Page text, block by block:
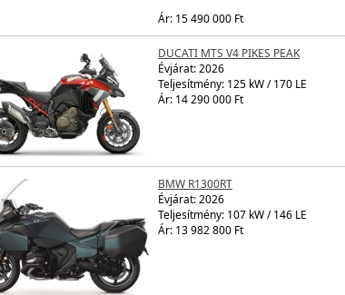
Ár: 15 490 000 Ft
DUCATI MTS V4 PIKES PEAK
Évjárat:2026
Teljesítmény: 125 kW / 170 LE
Ár: 14 290 000 Ft
BMW R1300RT
Évjárat:2026
Teljesítmény: 107 kW / 146 LE
Ár: 13 982 800 Ft